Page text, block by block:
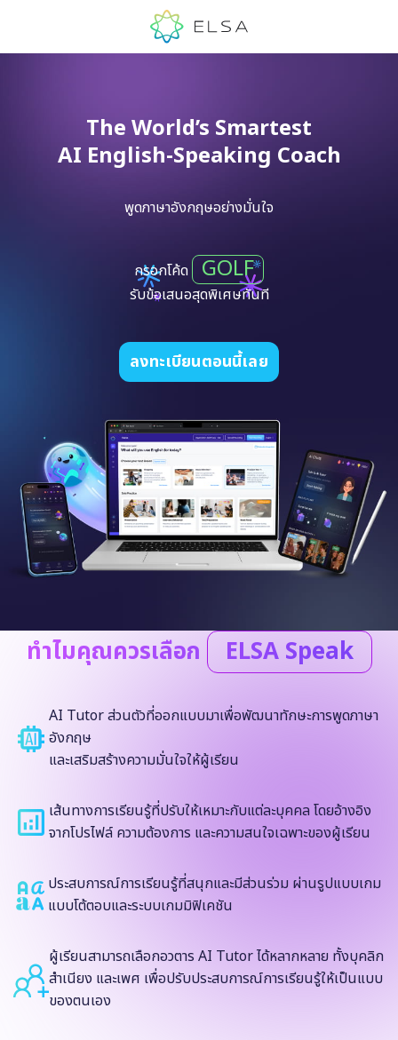
The World’s Smartest
AI English-Speaking Coach
พูดภาษาอังกฤษอย่างมั่นใจ
กรอกโค้ด GOLF
รับข้อเสนอสุดพิเศษทันที
ลงทะเบียนตอนนี้เลย
ทำไมคุณควรเลือก ELSA Speak
AI Tutor ส่วนตัวที่ออกแบบมาเพื่อพัฒนาทักษะการพูดภาษา
อังกฤษ
และเสริมสร้างความมั่นใจให้ผู้เรียน
เส้นทางการเรียนรู้ที่ปรับให้เหมาะกับแต่ละบุคคล โดยอ้างอิง
จากโปรไฟล์ ความต้องการ และความสนใจเฉพาะของผู้เรียน
ประสบการณ์การเรียนรู้ที่สนุกและมีส่วนร่วม ผ่านรูปแบบเกม
แบบโต้ตอบและระบบเกมมิฟิเคชัน
ผู้เรียนสามารถเลือกอวตาร AI Tutor ได้หลากหลาย ทั้งบุคลิก
สำเนียง และเพศ เพื่อปรับประสบการณ์การเรียนรู้ให้เป็นแบบ
ของตนเอง